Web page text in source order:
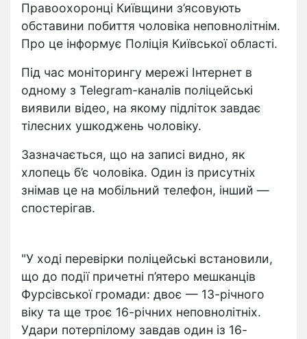
Правоохоронці Київщини з’ясовують
обставини побиття чоловіка неповнолітнім.
Про це інформує Поліція Київської області.
Під час моніторингу мережі Інтернет в
одному з Telegram-каналів поліцейські
виявили відео, на якому підліток завдає
тілесних ушкоджень чоловіку.
Зазначається, що на записі видно, як
хлопець б’є чоловіка. Один із присутніх
знімав це на мобільний телефон, інший —
спостерігав.
"У ході перевірки поліцейські встановили,
що до події причетні п’ятеро мешканців
Фурсівської громади: двоє — 13-річного
віку та ще троє 16-річних неповнолітніх.
Удари потерпілому завдав один із 16-